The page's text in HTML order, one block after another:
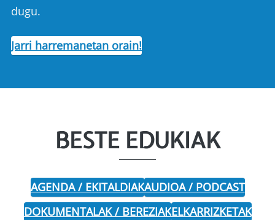
dugu.
Jarri harremanetan orain!
BESTE EDUKIAK
AGENDA / EKITALDIAKAUDIOA / PODCAST
DOKUMENTALAK / BEREZIAKELKARRIZKETAK